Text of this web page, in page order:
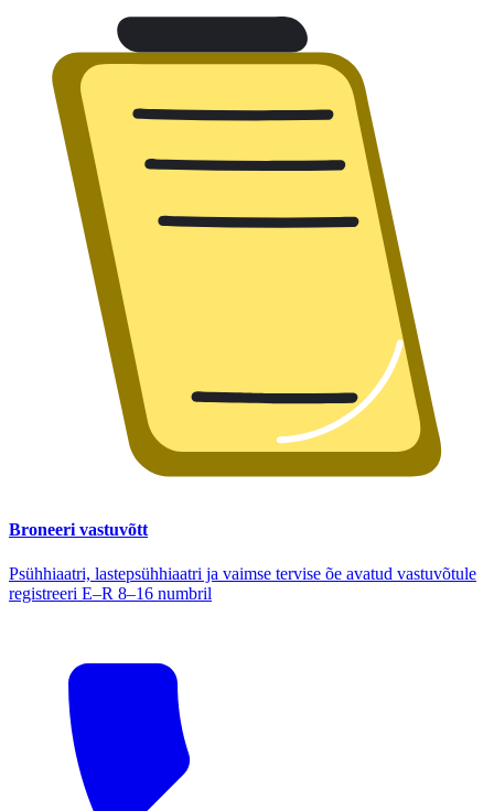
Broneeri vastuvõtt
Psühhiaatri, lastepsühhiaatri ja vaimse tervise õe avatud vastuvõtule
registreeri E–R 8–16 numbril